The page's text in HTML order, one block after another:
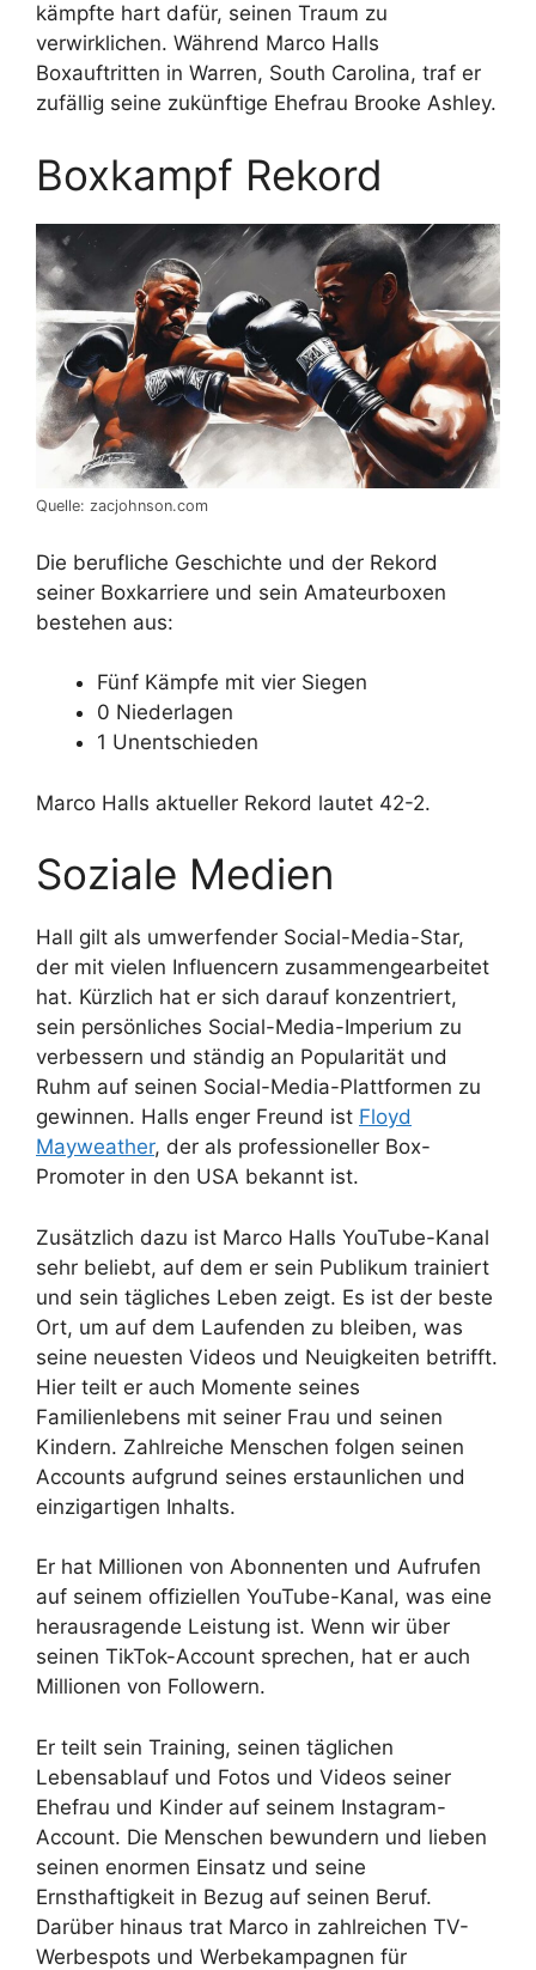
kämpfte hart dafür, seinen Traum zu
verwirklichen. Während Marco Halls
Boxauftritten in Warren, South Carolina, traf er
zufällig seine zukünftige Ehefrau Brooke Ashley.
Boxkampf Rekord
Quelle: zacjohnson.com
Die berufliche Geschichte und der Rekord
seiner Boxkarriere und sein Amateurboxen
bestehen aus:
Fünf Kämpfe mit vier Siegen
0 Niederlagen
1 Unentschieden
Marco Halls aktueller Rekord lautet 42-2.
Soziale Medien
Hall gilt als umwerfender Social-Media-Star,
der mit vielen Influencern zusammengearbeitet
hat. Kürzlich hat er sich darauf konzentriert,
sein persönliches Social-Media-Imperium zu
verbessern und ständig an Popularität und
Ruhm auf seinen Social-Media-Plattformen zu
gewinnen. Halls enger Freund ist Floyd
Mayweather, der als professioneller Box-
Promoter in den USA bekannt ist.
Zusätzlich dazu ist Marco Halls YouTube-Kanal
sehr beliebt, auf dem er sein Publikum trainiert
und sein tägliches Leben zeigt. Es ist der beste
Ort, um auf dem Laufenden zu bleiben, was
seine neuesten Videos und Neuigkeiten betrifft.
Hier teilt er auch Momente seines
Familienlebens mit seiner Frau und seinen
Kindern. Zahlreiche Menschen folgen seinen
Accounts aufgrund seines erstaunlichen und
einzigartigen Inhalts.
Er hat Millionen von Abonnenten und Aufrufen
auf seinem offiziellen YouTube-Kanal, was eine
herausragende Leistung ist. Wenn wir über
seinen TikTok-Account sprechen, hat er auch
Millionen von Followern.
Er teilt sein Training, seinen täglichen
Lebensablauf und Fotos und Videos seiner
Ehefrau und Kinder auf seinem Instagram-
Account. Die Menschen bewundern und lieben
seinen enormen Einsatz und seine
Ernsthaftigkeit in Bezug auf seinen Beruf.
Darüber hinaus trat Marco in zahlreichen TV-
Werbespots und Werbekampagnen für